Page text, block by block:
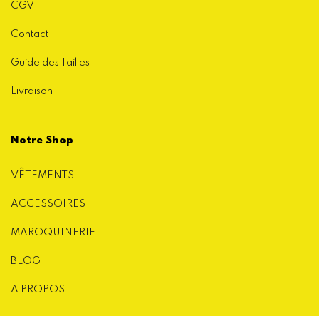
CGV
Contact
Guide des Tailles
Livraison
Notre Shop
VÊTEMENTS
ACCESSOIRES
MAROQUINERIE
BLOG
A PROPOS